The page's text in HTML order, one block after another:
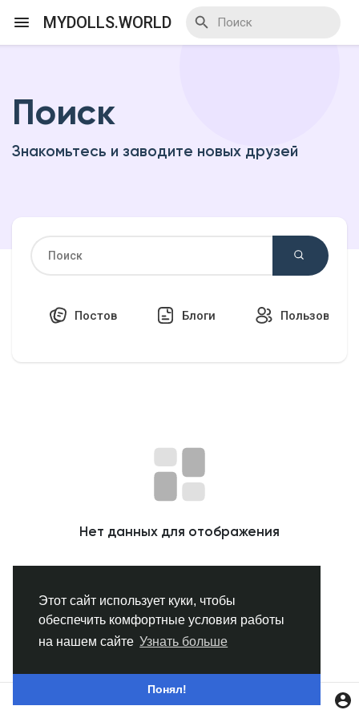
Этот сайт использует куки, чтобы
обеспечить комфортные условия работы
на нашем сайте Узнать больше
Понял!
MYDOLLS.WORLD
Я организатор
Смотреть Базар
Популярные посты
Найти сообщения
Поиск
Знакомьтесь и заводите новых друзей
Постов Блоги
Нет данных для отображения